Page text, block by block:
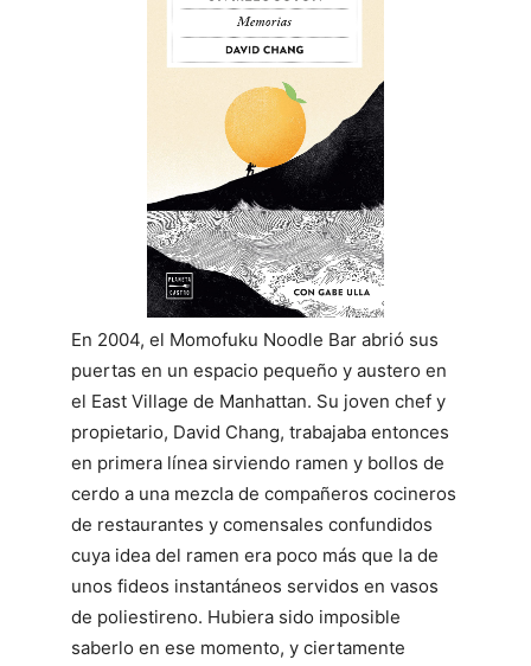
En 2004, el Momofuku Noodle Bar abrió sus
puertas en un espacio pequeño y austero en
el East Village de Manhattan. Su joven chef y
propietario, David Chang, trabajaba entonces
en primera línea sirviendo ramen y bollos de
cerdo a una mezcla de compañeros cocineros
de restaurantes y comensales confundidos
cuya idea del ramen era poco más que la de
unos fideos instantáneos servidos en vasos
de poliestireno. Hubiera sido imposible
saberlo en ese momento, y ciertamente